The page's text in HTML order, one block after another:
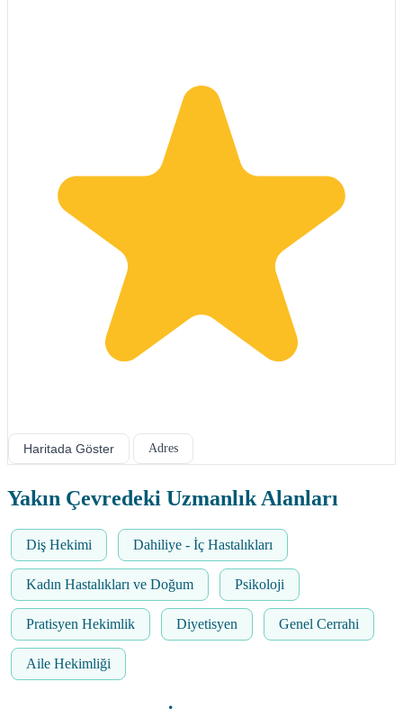
Haritada Göster Adres
Yakın Çevredeki Uzmanlık Alanları
Diş Hekimi Dahiliye - İç Hastalıkları
Kadın Hastalıkları ve Doğum Psikoloji
Pratisyen Hekimlik Diyetisyen Genel Cerrahi
Aile Hekimliği